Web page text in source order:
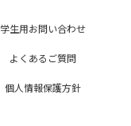
学生用お問い合わせ
よくあるご質問
個人情報保護方針